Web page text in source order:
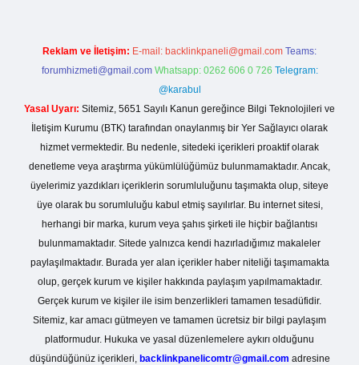
Reklam ve İletişim: E-mail: backlinkpaneli@gmail.com Teams:
forumhizmeti@gmail.com Whatsapp: 0262 606 0 726 Telegram:
@karabul
Yasal Uyarı: Sitemiz, 5651 Sayılı Kanun gereğince Bilgi Teknolojileri ve
İletişim Kurumu (BTK) tarafından onaylanmış bir Yer Sağlayıcı olarak
hizmet vermektedir. Bu nedenle, sitedeki içerikleri proaktif olarak
denetleme veya araştırma yükümlülüğümüz bulunmamaktadır. Ancak,
üyelerimiz yazdıkları içeriklerin sorumluluğunu taşımakta olup, siteye
üye olarak bu sorumluluğu kabul etmiş sayılırlar. Bu internet sitesi,
herhangi bir marka, kurum veya şahıs şirketi ile hiçbir bağlantısı
bulunmamaktadır. Sitede yalnızca kendi hazırladığımız makaleler
paylaşılmaktadır. Burada yer alan içerikler haber niteliği taşımamakta
olup, gerçek kurum ve kişiler hakkında paylaşım yapılmamaktadır.
Gerçek kurum ve kişiler ile isim benzerlikleri tamamen tesadüfidir.
Sitemiz, kar amacı gütmeyen ve tamamen ücretsiz bir bilgi paylaşım
platformudur. Hukuka ve yasal düzenlemelere aykırı olduğunu
düşündüğünüz içerikleri, backlinkpanelicomtr@gmail.com adresine